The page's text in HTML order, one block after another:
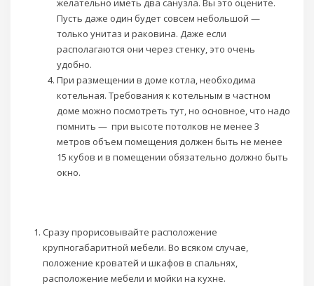
желательно иметь два санузла. Вы это оцените.
Пусть даже один будет совсем небольшой —
только унитаз и раковина. Даже если
располагаются они через стенку, это очень
удобно.
При размещении в доме котла, необходима
котельная. Требования к котельным в частном
доме можно посмотреть тут, но основное, что надо
помнить — при высоте потолков не менее 3
метров объем помещения должен быть не менее
15 кубов и в помещении обязательно должно быть
окно.
Сразу прорисовывайте расположение
крупногабаритной мебели. Во всяком случае,
положение кроватей и шкафов в спальнях,
расположение мебели и мойки на кухне.